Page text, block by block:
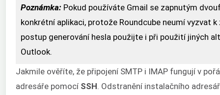
Poznámka: Pokud používáte Gmail se zapnutým
konkrétní aplikaci, protože Roundcube neumí vyzvat
postup generování hesla použijte i při použití jiných
Outlook.
Jakmile ověříte, že připojení SMTP i IMAP fungují v
adresáře pomocí SSH . Odstranění instalačního